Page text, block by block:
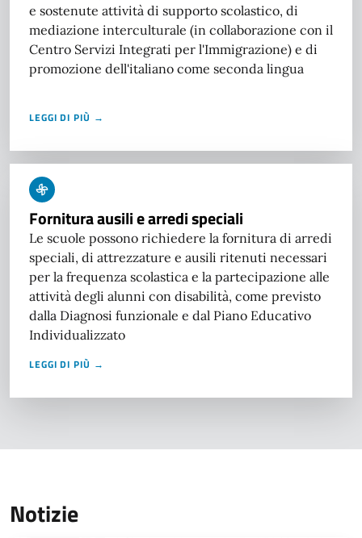
e sostenute attività di supporto scolastico, di
mediazione interculturale (in collaborazione con il
Centro Servizi Integrati per l'Immigrazione) e di
promozione dell'italiano come seconda lingua
LEGGI DI PIÙ →
Fornitura ausili e arredi speciali
Le scuole possono richiedere la fornitura di arredi
speciali, di attrezzature e ausili ritenuti necessari
per la frequenza scolastica e la partecipazione alle
attività degli alunni con disabilità, come previsto
dalla Diagnosi funzionale e dal Piano Educativo
Individualizzato
LEGGI DI PIÙ →
Notizie